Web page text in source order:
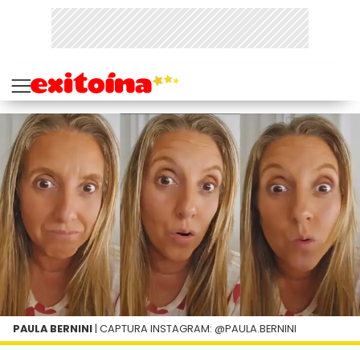
PAULA BERNINI | CAPTURA INSTAGRAM: @PAULA.BERNINI